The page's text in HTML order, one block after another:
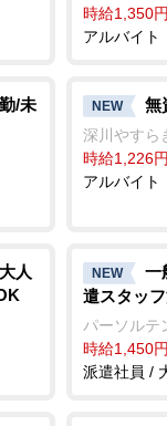
時給1,350
アルバイト
/未
NEW 無
深川やすら
時給1,226
アルバイト
人
NEW
一
遣スタッ
パーソルテ
時給1,450
派遣社員 /